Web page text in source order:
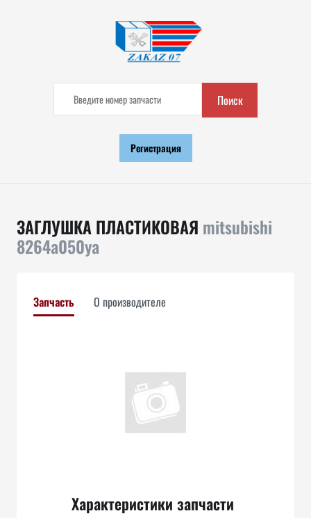
Поиск
Регистрация
ЗАГЛУШКА ПЛАСТИКОВАЯ mitsubishi
8264a050ya
Запчасть О производителе
Характеристики запчасти